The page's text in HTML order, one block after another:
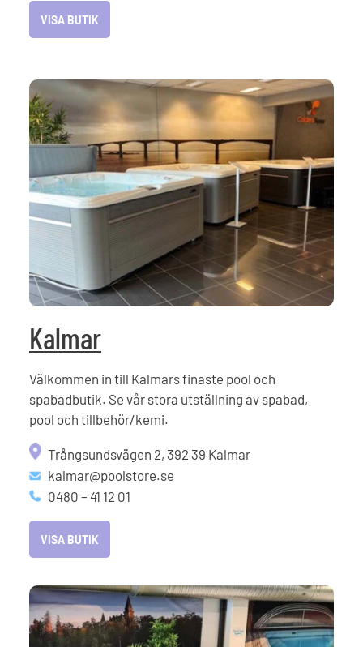
VISA BUTIK
Kalmar
Välkommen in till Kalmars finaste pool och
spabadbutik. Se vår stora utställning av spabad,
pool och tillbehör/kemi.
Trångsundsvägen 2, 392 39 Kalmar
kalmar@poolstore.se
0480 – 41 12 01
VISA BUTIK